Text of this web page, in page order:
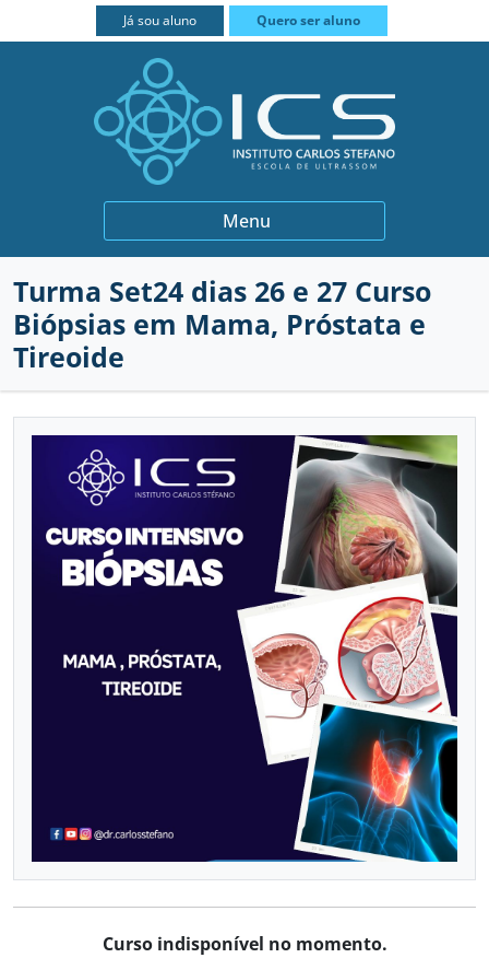
Já sou aluno Quero ser aluno
Menu
FECHAR
INSTITUCIONAL
QUEM SOMOS
BIÓPSIAS
GINECOLOGIA E OBSTETRÍCIA
MEDICINA INTERNA
PRÁTICA INTENSIVA
VASCULAR COM DOPPLER
CALENDÁRIO DE CURSOS
CONTATO
Já sou aluno
Turma Set24 dias 26 e 27 Curso
Biópsias em Mama, Próstata e
Tireoide
Curso indisponível no momento.